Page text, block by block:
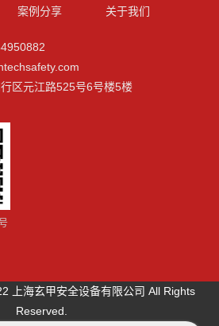
案例分享 关于我们
区元江路525号6号楼5楼
上海玄甲安全设备有限公司 All Rights
Reserved.